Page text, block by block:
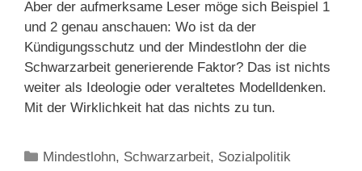
Aber der aufmerksame Leser möge sich Beispiel 1
und 2 genau anschauen: Wo ist da der
Kündigungsschutz und der Mindestlohn der die
Schwarzarbeit generierende Faktor? Das ist nichts
weiter als Ideologie oder veraltetes Modelldenken.
Mit der Wirklichkeit hat das nichts zu tun.
Kategorien
Mindestlohn, Schwarzarbeit, Sozialpolitik